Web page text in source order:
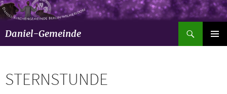
Daniel-Gemeinde
STERNSTUNDE